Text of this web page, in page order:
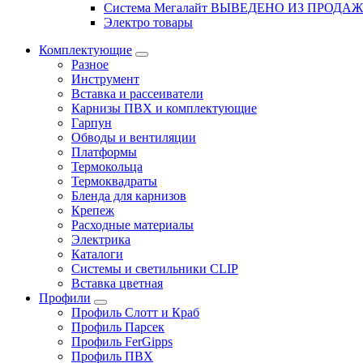
Система Мегалайт ВЫВЕДЕНО ИЗ
Электро товары
Комплектующие
Разное
Инструмент
Вставка и рассеиватели
Карнизы ПВХ и комплектующие
Гарпун
Обводы и вентиляции
Платформы
Термокольца
Термоквадраты
Бленда для карнизов
Крепеж
Расходные материалы
Электрика
Каталоги
Системы и светильники CLIP
Вставка цветная
Профили
Профиль Слотт и Краб
Профиль Парсек
Профиль FerGipps
Профиль ПВХ